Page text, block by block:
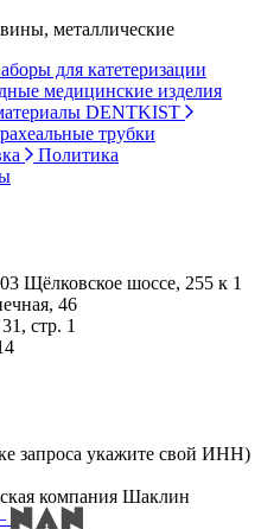
металлические
для катетеризации
медицинские изделия
DENTKIST
трубки
Политика
Щёлковское шоссе, 255 к 1
46
стр. 1
запроса укажите свой ИНН)
компания Шаклин